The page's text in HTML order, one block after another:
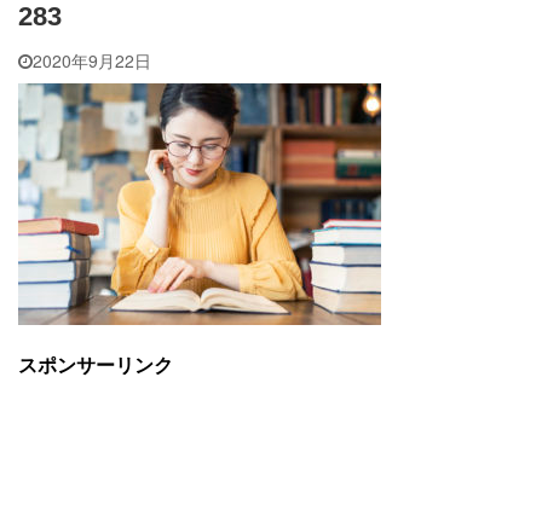
283
2020年9月22日
スポンサーリンク